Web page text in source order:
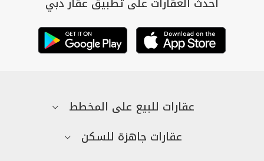
عقارات للبيع على المخطط
عقارات جاهزة للسكن